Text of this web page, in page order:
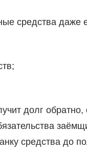
средства даже
долг обратно,
средства до